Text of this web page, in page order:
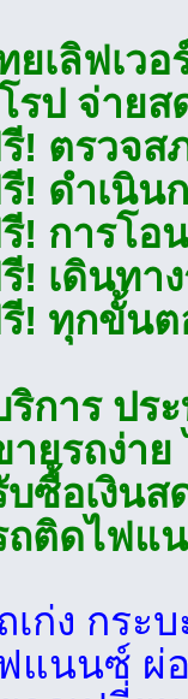
ยเลิฟเว
รป จ่ายส
! ตรวจส
! ดำเนินก
! การโอ
! เดินทา
! ทุกขั้น
ริการ ปร
ายรถง่าย
บซื้อเงินส
ถติดไฟแ
เก่ง กระ
แนนซ์ ผ่